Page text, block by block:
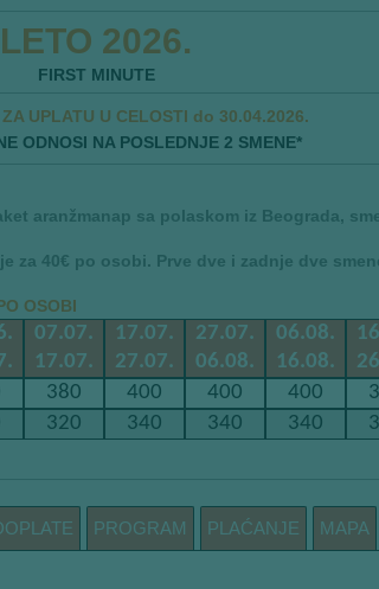
LETO 2026.
FIRST MINUTE
ZA UPLATU U CELOSTI do 30.04.2026.
ODNOSI NA POSLEDNJE 2 SMENE*
aranžmanap sa polaskom iz Beograda,
za 40€ po osobi. Prve dve i zadnje dve
OSOBI
07.07.
17.07.
17.07.
27.07.
27.07.
06.08.
06.08.
16.08.
380 400 400 400
320 340 340 340
PROGRAM PLAĆANJE MAPA